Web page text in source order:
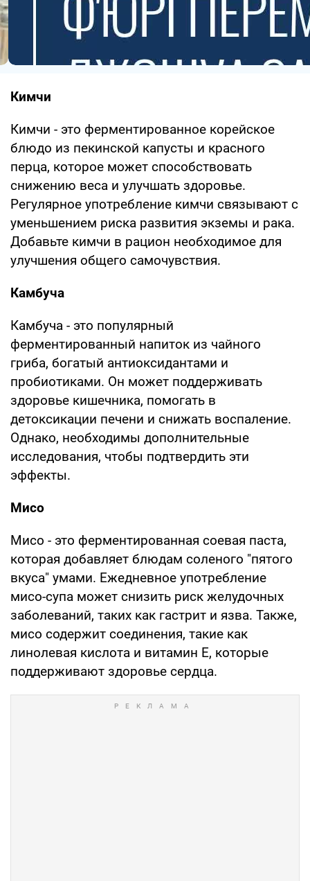
Кимчи
Кимчи - это ферментированное корейское
блюдо из пекинской капусты и красного
перца, которое может способствовать
снижению веса и улучшать здоровье.
Регулярное употребление кимчи связывают с
уменьшением риска развития экземы и рака.
Добавьте кимчи в рацион необходимое для
улучшения общего самочувствия.
Камбуча
Камбуча - это популярный
ферментированный напиток из чайного
гриба, богатый антиоксидантами и
пробиотиками. Он может поддерживать
здоровье кишечника, помогать в
детоксикации печени и снижать воспаление.
Однако, необходимы дополнительные
исследования, чтобы подтвердить эти
эффекты.
Мисо
Мисо - это ферментированная соевая паста,
которая добавляет блюдам соленого "пятого
вкуса" умами. Ежедневное употребление
мисо-супа может снизить риск желудочных
заболеваний, таких как гастрит и язва. Также,
мисо содержит соединения, такие как
линолевая кислота и витамин Е, которые
поддерживают здоровье сердца.